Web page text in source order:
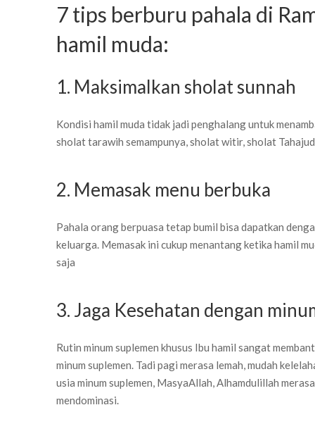
7 tips berburu pahala di
hamil muda:
1. Maksimalkan sholat sunnah
Kondisi hamil muda tidak jadi penghalang untuk
sholat tarawih semampunya, sholat witir, sholat
2. Memasak menu berbuka
Pahala orang berpuasa tetap bumil bisa dapatkan
keluarga. Memasak ini cukup menantang ketika hamil
saja
3. Jaga Kesehatan dengan
Rutin minum suplemen khusus Ibu hamil sangat
minum suplemen. Tadi pagi merasa lemah, mudah
usia minum suplemen, MasyaAllah, Alhamdulillah
mendominasi.